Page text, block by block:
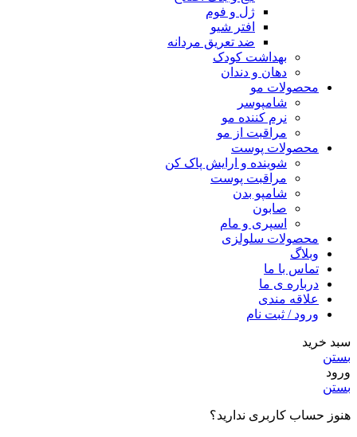
ژل و فوم
افتر شیو
ضد تعریق مردانه
بهداشت کودک
دهان و دندان
محصولات مو
شامپوسر
نرم کننده مو
مراقبت از مو
محصولات پوست
شوینده و ارایش پاک کن
مراقبت پوست
شامپو بدن
صابون
اسپری و مام
محصولات سلولزی
وبلاگ
تماس با ما
درباره ی ما
علاقه مندی
ورود / ثبت نام
سبد خرید
بستن
ورود
بستن
هنوز حساب کاربری ندارید؟